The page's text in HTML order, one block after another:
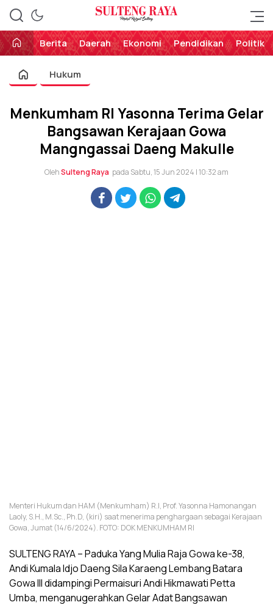
Sulteng Raya
Perekat Rakyat Sulteng
Berita
Daerah Ekonomi Pendidikan Politik
Hukum
Menkumham RI Yasonna Terima Gelar
Bangsawan Kerajaan Gowa
Mangngassai Daeng Makulle
OlehSulteng Raya pada Sabtu, 15 Jun 2024 | 10:32 am
Menteri Hukum dan HAM (Menkumham) R.I, Prof. Yasonna Hamonangan
Laoly, S.H., M.Sc., Ph.D, (kiri) saat menerima penghargaan sebagai Kerajaan
Gowa, Jumat (14/6/2024). FOTO: DOK MENKUMHAM RI
SULTENG RAYA – Paduka Yang Mulia Raja Gowa ke-38,
Andi Kumala Idjo Daeng Sila Karaeng Lembang Batara
Gowa III didampingi Permaisuri Andi Hikmawati Petta
Umba, menganugerahkan Gelar Adat Bangsawan